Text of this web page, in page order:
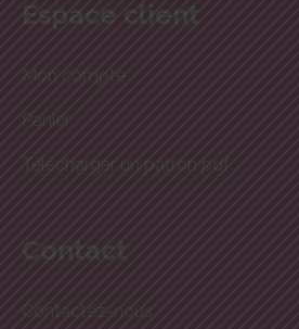
Espace client
Mon compte
Panier
Télécharger un patron pdf
Contact
Contactez-nous